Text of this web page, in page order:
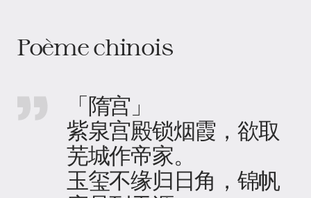
Poème chinois
「隋宫」
紫泉宫殿锁烟霞，欲取
芜城作帝家。
玉玺不缘归日角，锦帆